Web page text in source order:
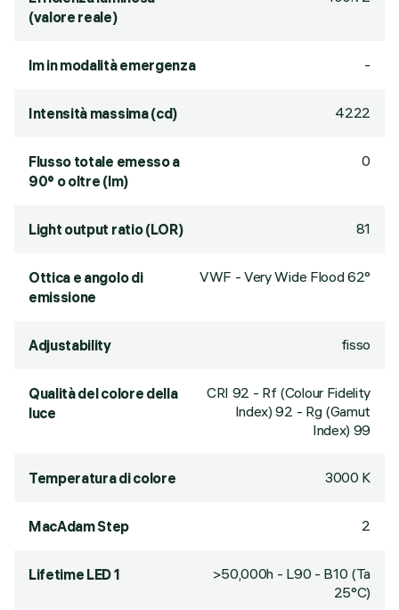
(valore reale)
lm in modalità emergenza -
Intensità massima (cd) 4222
Flusso totale emesso a
90° o oltre (lm)
0
Light output ratio (LOR) 81
Ottica e angolo di
emissione
VWF - Very Wide Flood 62°
Adjustability fisso
Qualità del colore della
luce
CRI 92 - Rf (Colour Fidelity
Index) 92 - Rg (Gamut
Index) 99
Temperatura di colore 3000 K
MacAdam Step 2
Lifetime LED 1
>50,000h - L90 - B10 (Ta
25°C)